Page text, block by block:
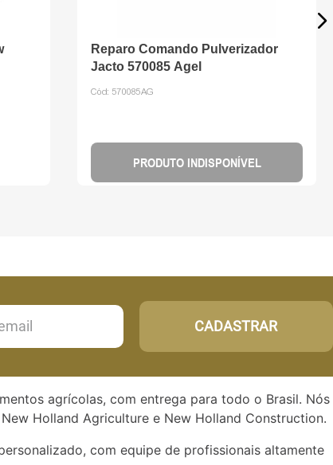
Reparo Comando Pulverizador
Jacto 570085 Agel
Cód: 570085AG
PRODUTO INDISPONÍVEL
CADASTRAR
agrícolas, com entrega para todo o Brasil. Nós
Holland Agriculture e New Holland Construction.
com equipe de profissionais altamente